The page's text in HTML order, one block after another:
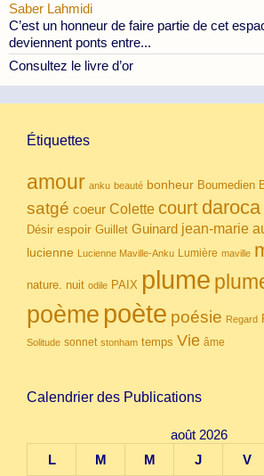
Saber Lahmidi
C’est un honneur de faire partie de cet
deviennent ponts entre...
Consultez le livre d’or
Étiquettes
amour anku beauté bonheur Boumedien
satgé coeur Colette court daroca
Désir espoir Guillet Guinard jean-marie
lucienne Lucienne Maville-Anku Lumière maville
nature. nuit odile PAIX plume
poème poète poésie Regard
Solitude sonnet stonham temps Vie âme
Calendrier des Publications
août 2026
L
M M J V